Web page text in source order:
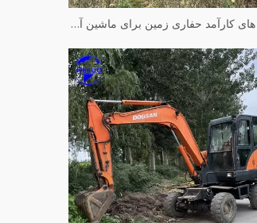
تکنیک های کارآمد حفاری زمین برای ماشین آلات هیدرولیک